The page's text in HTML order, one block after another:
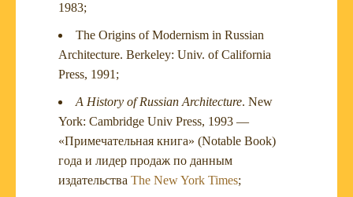
1983;
The Origins of Modernism in Russian
Architecture. Berkeley: Univ. of California
Press, 1991;
A History of Russian Architecture. New
York: Cambridge Univ Press, 1993 —
«Примечательная книга» (Notable Book)
года и лидер продаж по данным
издательства The New York Times;